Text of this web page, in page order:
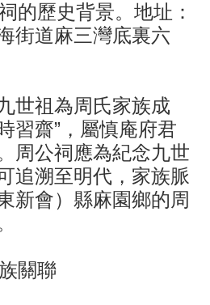
的歷史背景。地址：
街道麻三灣底裏六
世祖為周氏家族成
習齋”，屬慎庵府君
周公祠應為紀念九世
追溯至明代，家族脈
新會）縣麻園鄉的周
關聯